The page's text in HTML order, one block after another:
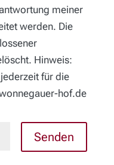
meiner
werden. Die
Hinweis:
für die
hof.de
Senden